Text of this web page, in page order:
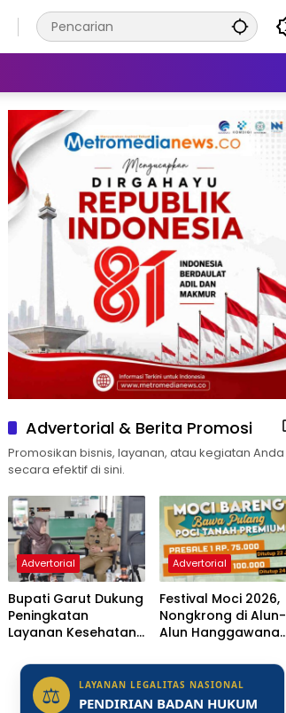
Advertorial & Berita Promosi
Promosikan bisnis, layanan, atau kegiatan Anda
secara efektif di sini.
Advertorial
Bupati Garut Dukung
Peningkatan
Layanan Kesehatan,
Rotinsulu
Ditargetkan Naik
Status Jadi Rumah
Advertorial
Festival Moci 2026,
Nongkrong di Alun-
Alun Hanggawana
Bareng”
⚖ LAYANAN LEGALITAS NASIONAL
PENDIRIAN BADAN HUKUM